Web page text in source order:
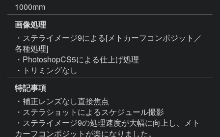
1000mm
画像処理
・ステライメージ9による[メトカーフコンポジット／
各種処理]
・PhotoshopCS5による仕上げ処理
・トリミングなし
特記事項
・補正レンズなし直接焦点
・ステラショットによるスケジュール撮影
・ステライメージ9の処理速度が大幅に向上し、メト
カーフコンポジットが楽になりました。